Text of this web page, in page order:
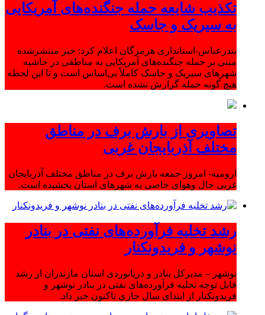
تکذیب شایعه حمله جنگنده‌های آمریکایی
به سیریک و جاسک
بندرعباس-استانداری هرمزگان اعلام کرد: خبر منتشرشده
مبنی بر حمله جنگنده‌های آمریکایی به مناطقی در حاشیه
شهرهای سیریک و جاسک کاملاً بی‌اساس است و تا این لحظه
هیچ گونه حمله گزارش نشده است.
تصاویری از بارش برف در مناطق
مختلف آذربایجان غربی
ارومیه- امروز جمعه بارش برف در مناطق مختلف آذربایجان
غربی حال وهوای خاصی به شهرهای استان بخشیده است.
رشد تخلیه فرآورده‌های نفتی در بنادر
نوشهر و فریدونکنار
نوشهر – مدیرکل بنادر و دریانوردی استان مازندران از رشد
قابل توجه تخلیه فرآورده‌های نفتی در بنادر نوشهر و
فریدونکنار از ابتدای سال جاری تاکنون خبر داد.